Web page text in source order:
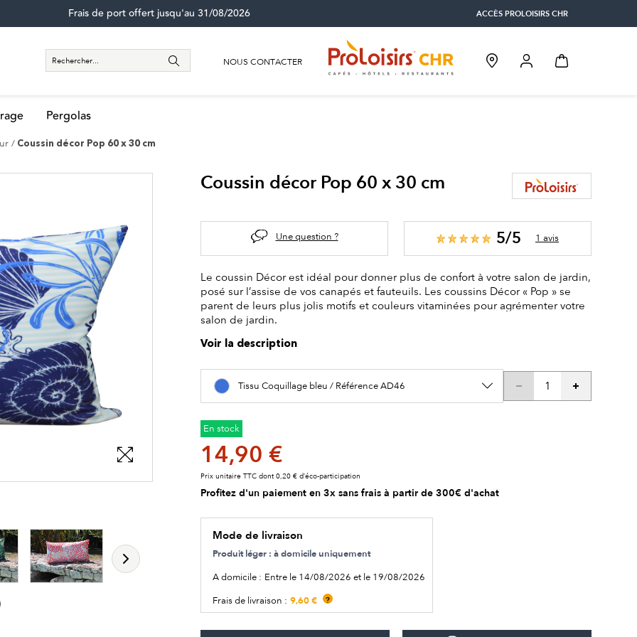
ACCÈS PROLOISIRS CHR
Frais de port offert jusqu'au 31/08/2026
NOUS CONTACTER
Pergolas
Coussin décor Pop 60 x 30 cm
Coussin décor Pop 60 x 30 cm
Une question ? 5/5 1 avis
Le coussin Décor est idéal pour donner plus de confort à votre salon de jardin,
posé sur l’assise de vos canapés et fauteuils. Les coussins Décor « Pop » se
parent de leurs plus jolis motifs et couleurs vitaminées pour agrémenter votre
salon de jardin.
Voir la description
Tissu Coquillage bleu / Référence AD46
En stock
14,90 €
Prix unitaire TTC dont 0,20 € d’éco-participation
Profitez d'un paiement en 3x sans frais à partir de 300€ d'achat
Mode de livraison
Produit léger : à domicile uniquement
A domicile : Entre le 14/08/2026 et le 19/08/2026
Frais de livraison : 9,60 € ?